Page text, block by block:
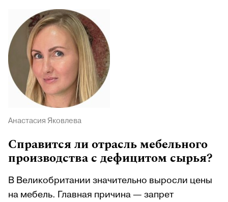
Анастасия Яковлева
Справится ли отрасль мебельного
производства с дефицитом сырья?
В Великобритании значительно выросли цены
на мебель. Главная причина — запрет